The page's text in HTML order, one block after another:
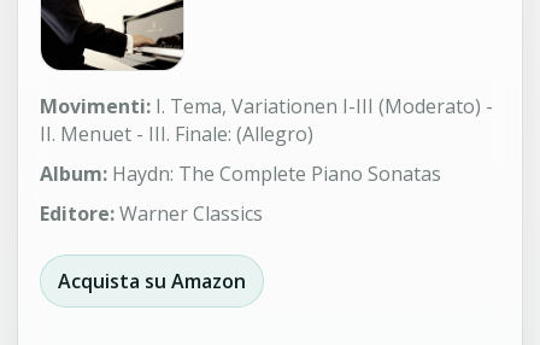
Movimenti: I. Tema, Variationen I-III (Moderato) -
II. Menuet - III. Finale: (Allegro)
Album: Haydn: The Complete Piano Sonatas
Editore:Warner Classics
Acquista su Amazon